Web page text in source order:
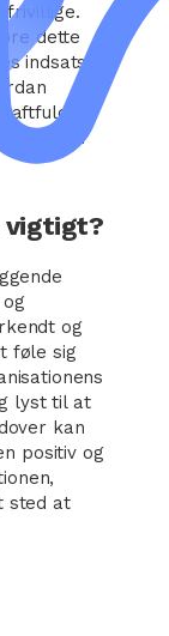
frivillige.
dette
indsats. I
frivillige i
vigtigt?
og
føle sig
lyst til at
kan
positiv og
sted at